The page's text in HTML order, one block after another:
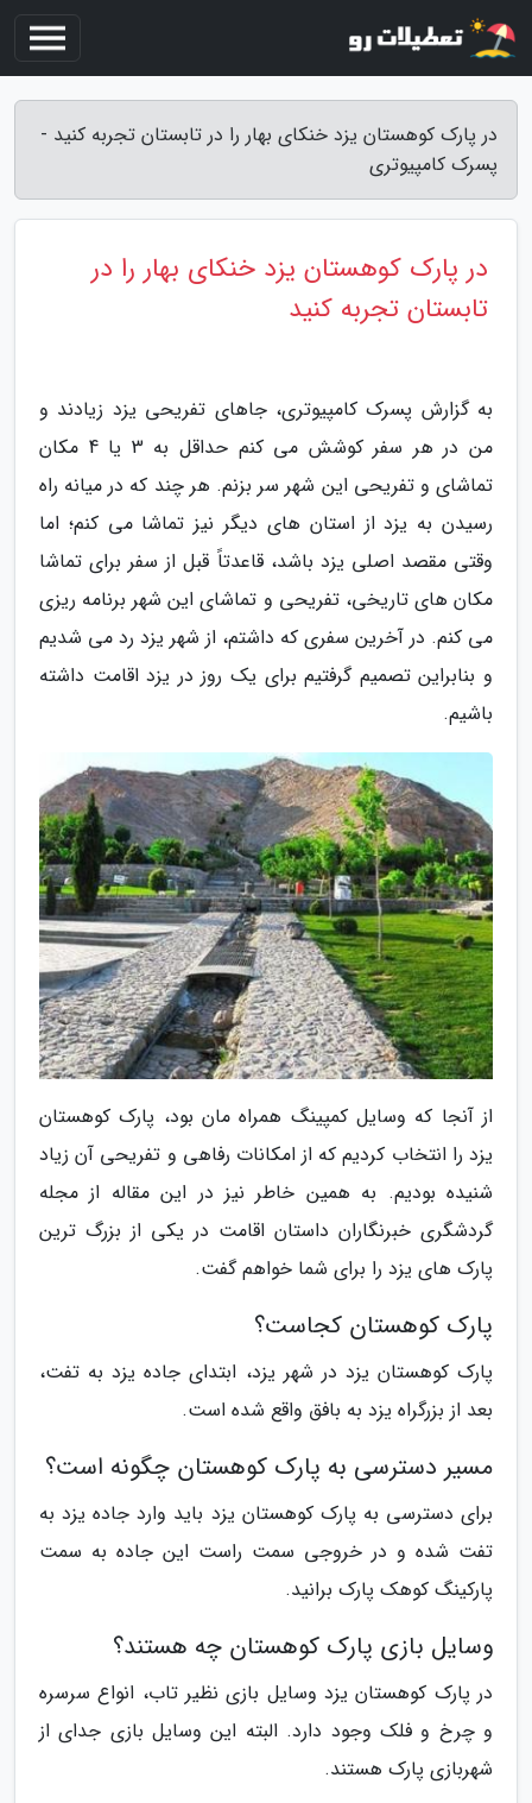
در پارک کوهستان یزد خنکای بهار را در تابستان تجربه کنید -
پسرک کامپیوتری
در پارک کوهستان یزد خنکای بهار را در
تابستان تجربه کنید
به گزارش پسرک کامپیوتری، جاهای تفریحی یزد زیادند و
من در هر سفر کوشش می کنم حداقل به 3 یا 4 مکان
تماشای و تفریحی این شهر سر بزنم. هر چند که در میانه راه
رسیدن به یزد از استان های دیگر نیز تماشا می کنم؛ اما
وقتی مقصد اصلی یزد باشد، قاعدتاً قبل از سفر برای تماشا
مکان های تاریخی، تفریحی و تماشای این شهر برنامه ریزی
می کنم. در آخرین سفری که داشتم، از شهر یزد رد می شدیم
و بنابراین تصمیم گرفتیم برای یک روز در یزد اقامت داشته
باشیم.
از آنجا که وسایل کمپینگ همراه مان بود، پارک کوهستان
یزد را انتخاب کردیم که از امکانات رفاهی و تفریحی آن زیاد
شنیده بودیم. به همین خاطر نیز در این مقاله از مجله
گردشگری خبرنگاران داستان اقامت در یکی از بزرگ ترین
پارک های یزد را برای شما خواهم گفت.
پارک کوهستان کجاست؟
پارک کوهستان یزد در شهر یزد، ابتدای جاده یزد به تفت،
بعد از بزرگراه یزد به بافق واقع شده است.
مسیر دسترسی به پارک کوهستان چگونه است؟
برای دسترسی به پارک کوهستان یزد باید وارد جاده یزد به
تفت شده و در خروجی سمت راست این جاده به سمت
پارکینگ کوهک پارک برانید.
وسایل بازی پارک کوهستان چه هستند؟
در پارک کوهستان یزد وسایل بازی نظیر تاب، انواع سرسره
و چرخ و فلک وجود دارد. البته این وسایل بازی جدای از
شهربازی پارک هستند.